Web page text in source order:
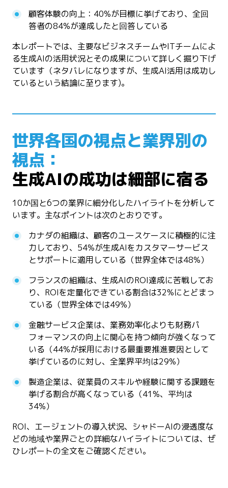
顧客体験の向上：40%が目標に挙げており、全回
答者の84%が達成したと回答している
本レポートでは、主要なビジネスチームやITチームによ
る生成AIの活用状況とその成果について詳しく掘り下げ
ています（ネタバレになりますが、生成AI活用は成功し
ているという結論に至ります)。
世界各国の視点と業界別の
視点：
生成AIの成功は細部に宿る
10か国と6つの業界に細分化したハイライトを分析して
います。主なポイントは次のとおりです。
カナダの組織は、顧客のユースケースに積極的に注
力しており、54%が生成AIをカスタマーサービス
とサポートに適用している（世界全体では48%）
フランスの組織は、生成AIのROI達成に苦戦してお
り、ROIを定量化できている割合は32%にとどまっ
ている（世界全体では49%）
金融サービス企業は、業務効率化よりも財務パ
フォーマンスの向上に関心を持つ傾向が強くなって
いる（44%が採用における最重要推進要因として
挙げているのに対し、全業界平均は29%）
製造企業は、従業員のスキルや経験に関する課題を
挙げる割合が高くなっている（41%、平均は
34%）
ROI、エージェントの導入状況、シャドーAIの浸透度な
どの地域や業界ごとの詳細なハイライトについては、ぜ
ひレポートの全文をご確認ください。